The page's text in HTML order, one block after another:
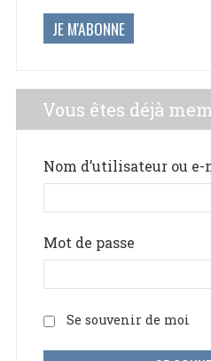
JE M'ABONNE
Vous êtes déjà
Nom d’utilisateur ou
Mot de passe
Se souvenir de moi